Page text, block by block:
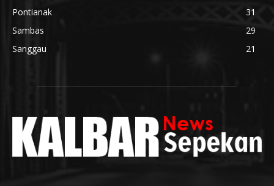
Pontianak
31
Sambas
29
Sanggau
21